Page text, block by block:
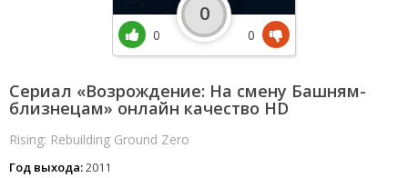
Сериал «Возрождение: На смену Башням-
близнецам» онлайн качество HD
Rising: Rebuilding Ground Zero
Год выхода:2011
0
0
0